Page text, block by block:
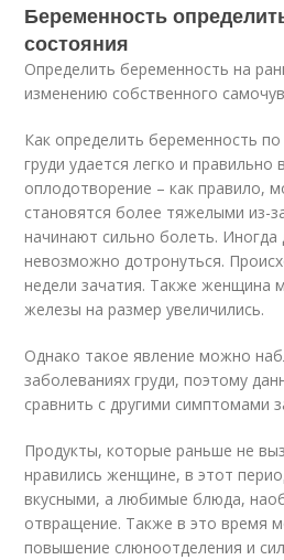
Беременность
состояния
Определить беременность на
изменению собственного
Как определить беременность
груди удается легко и правильно
оплодотворение – как правило,
становятся более тяжелыми из-
начинают сильно болеть. Иногда
невозможно дотронуться.
недели зачатия. Также женщина
железы на размер увеличились.
Однако такое явление можно
заболеваниях груди, поэтому
сравнить с другими симптомами
Продукты, которые раньше не
нравились женщине, в этот
вкусными, а любимые блюда,
отвращение. Также в это время
повышение слюноотделения и